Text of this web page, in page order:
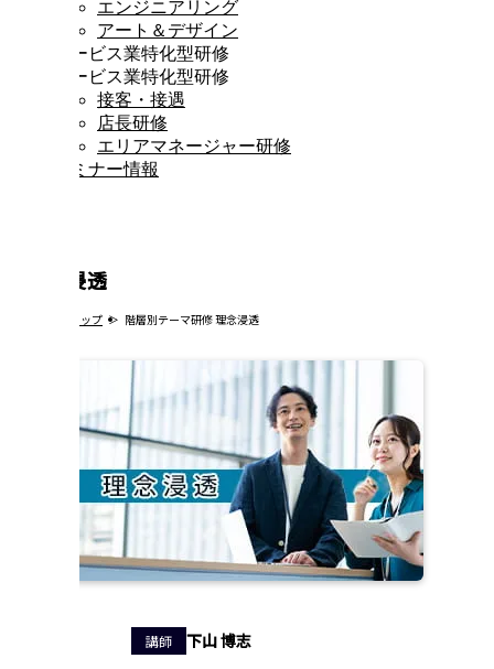
エンジニアリング
アート＆デザイン
サービス業特化型研修
サービス業特化型研修
接客・接遇
店長研修
エリアマネージャー研修
セミナー情報
理念浸透
トップ 階層別テーマ研修 理念浸透
講師 下山 博志